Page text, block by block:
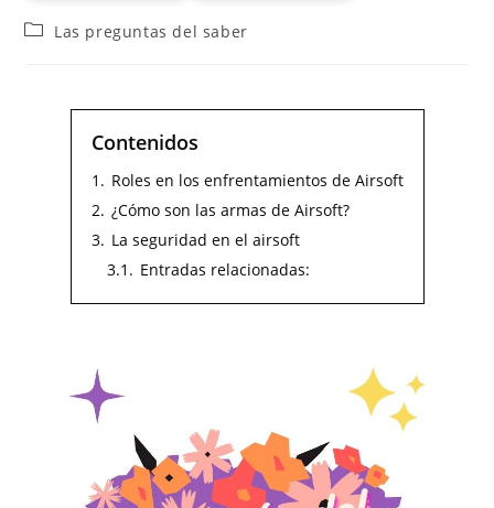
Las preguntas del saber
Contenidos
1. Roles en los enfrentamientos de Airsoft
2. ¿Cómo son las armas de Airsoft?
3. La seguridad en el airsoft
3.1. Entradas relacionadas: